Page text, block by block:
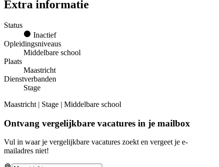
Extra informatie
Status
Inactief
Opleidingsniveaus
Middelbare school
Plaats
Maastricht
Dienstverbanden
Stage
Maastricht | Stage | Middelbare school
Ontvang vergelijkbare vacatures in je mailbox
Vul in waar je vergelijkbare vacatures zoekt en vergeet je e-
mailadres niet!